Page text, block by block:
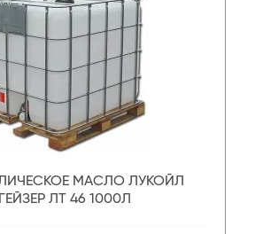
МАСЛО ЛУКОЙЛ
ГЕЙЗЕР ЛТ 46 1000Л